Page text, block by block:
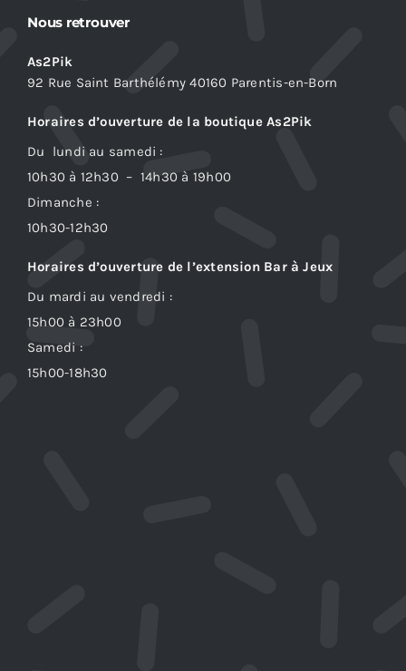
Nous retrouver
As2Pik
92 Rue Saint Barthélémy 40160 Parentis-en-Born
Horaires d’ouverture de la boutique As2Pik
Du lundi au samedi :
10h30 à 12h30 – 14h30 à 19h00
Dimanche :
10h30-12h30
Horaires d’ouverture de l’extension Bar à Jeux
Du mardi au vendredi :
15h00 à 23h00
Samedi :
15h00-18h30